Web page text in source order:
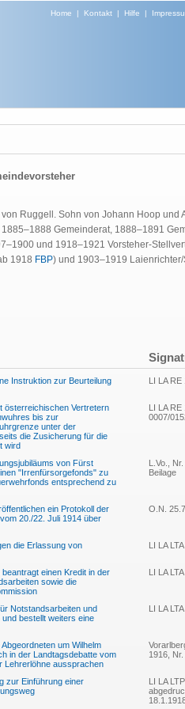
Home | Kontakt| Hilfe |
Ruggell. Sohn von Johann Hoop und
Gemeinderat, 1888–1891
und 1918–1921 Vorsteher-
1918 FBP) und 1903–1919
Instruktion zur Beurteilung
LI LA RE
österreichischen Vertretern
bis zur
unter der
die Zusicherung für die
wird
LI LA RE
0007/
von Fürst
"Irrenfürsorgefonds" zu
entsprechend zu
L.Vo.,
Beilage
ein Protokoll der
20./22. Juli 1914 über
O.N.
die Erlassung von
LI LA
einen Kredit in der
sowie die
LI LA
Notstandsarbeiten und
bestellt weiters eine
LI LA
um Wilhelm
in der Landtagsdebatte vom
Lehrerlöhne aussprachen
1916, Nr.
zur Einführung einer
LI LA